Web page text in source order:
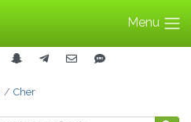
Menu
Cher